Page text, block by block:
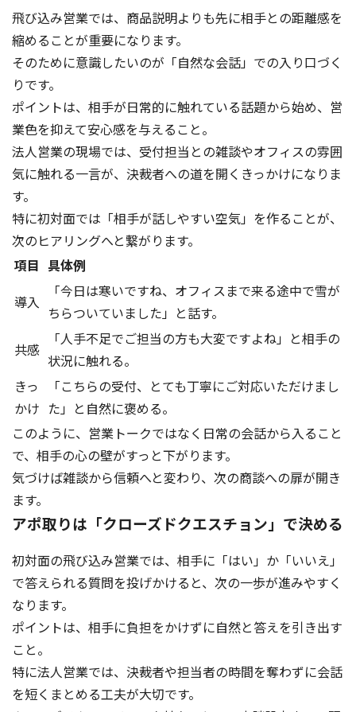
飛び込み営業では、商品説明よりも先に相手との距離感を
縮めることが重要になります。
そのために意識したいのが「自然な会話」での入り口づく
りです。
ポイントは、相手が日常的に触れている話題から始め、営
業色を抑えて安心感を与えること。
法人営業の現場では、受付担当との雑談やオフィスの雰囲
気に触れる一言が、決裁者への道を開くきっかけになりま
す。
特に初対面では「相手が話しやすい空気」を作ることが、
次のヒアリングへと繋がります。
項目 具体例
導入
「今日は寒いですね、オフィスまで来る途中で雪が
ちらついていました」と話す。
共感
「人手不足でご担当の方も大変ですよね」と相手の
状況に触れる。
きっ
かけ
「こちらの受付、とても丁寧にご対応いただけまし
た」と自然に褒める。
このように、営業トークではなく日常の会話から入ること
で、相手の心の壁がすっと下がります。
気づけば雑談から信頼へと変わり、次の商談への扉が開き
ます。
アポ取りは「クローズドクエスチョン」で決める
初対面の飛び込み営業では、相手に「はい」か「いいえ」
で答えられる質問を投げかけると、次の一歩が進みやすく
なります。
ポイントは、相手に負担をかけずに自然と答えを引き出す
こと。
特に法人営業では、決裁者や担当者の時間を奪わずに会話
を短くまとめる工夫が大切です。